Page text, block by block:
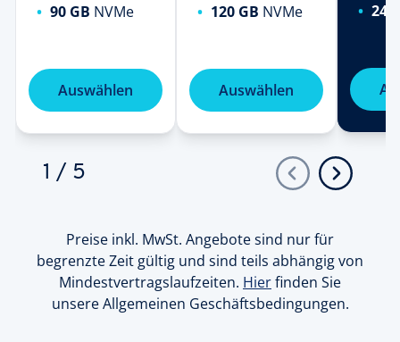
90 GB NVMe
Auswählen
120 GB NVMe
Auswählen
240
1 / 5
Preise inkl. MwSt. Angebote sind nur für
begrenzte Zeit gültig und sind teils abhängig von
Mindestvertragslaufzeiten. Hierfinden Sie
unsere Allgemeinen Geschäftsbedingungen.